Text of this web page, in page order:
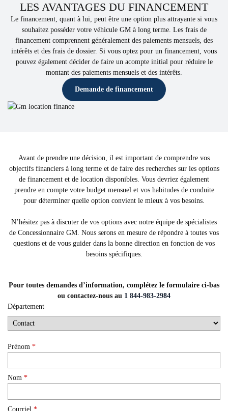
LES AVANTAGES DU FINANCEMENT
Le financement, quant à lui, peut être une option plus attrayante si vous
souhaitez posséder votre véhicule GM à long terme. Les frais de
financement comprennent généralement des paiements mensuels, des
intérêts et des frais de dossier. Si vous optez pour un financement, vous
pouvez également décider de faire un acompte initial pour réduire le
montant des paiements mensuels et des intérêts.
Demande de financement
Avant de prendre une décision, il est important de comprendre vos
objectifs financiers à long terme et de faire des recherches sur les options
de financement et de location disponibles. Vous devriez également
prendre en compte votre budget mensuel et vos habitudes de conduite
pour déterminer quelle option convient le mieux à vos besoins.
N’hésitez pas à discuter de vos options avec notre équipe de spécialistes
de Concessionnaire GM. Nous serons en mesure de répondre à toutes vos
questions et de vous guider dans la bonne direction en fonction de vos
besoins spécifiques.
Pour toutes demandes d’information, complétez le formulaire ci-bas
ou contactez-nous au 1 844-983-2984
Département
Prénom *
Nom *
Courriel *